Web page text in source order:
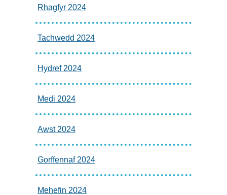
Rhagfyr 2024
Tachwedd 2024
Hydref 2024
Medi 2024
Awst 2024
Gorffennaf 2024
Mehefin 2024